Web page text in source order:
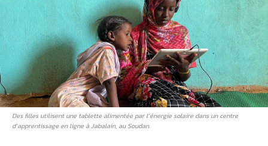
Des filles utilisent une tablette alimentée par l’énergie solaire dans un centre
d’apprentissage en ligne à Jabalain, au Soudan.